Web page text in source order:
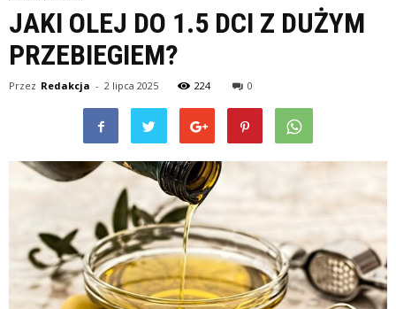
JAKI OLEJ DO 1.5 DCI Z DUŻYM
PRZEBIEGIEM?
Przez Redakcja - 2 lipca 2025 224 0